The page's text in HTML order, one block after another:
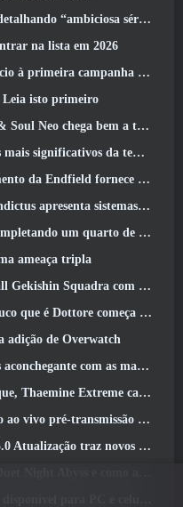
série de atualizações de conteúdo”
na lista em 2026
campanha de 2026
Leia isto primeiro
a tempo para o primeiro aniversário
da temporada 6
sobre o sistema de monetização do jogo
para facilitar a progressão dos jogadores
um quarto de século
ameaça tripla
com a chegada da temporada 3
começa hoje em Genshin Impact
adição de Overwatch
inverno: Atualização do Santuário Preso na Neve
cai na Arca Perdida amanhã
ao vivo esta semana
Uma colaboração de comandante e muito mais
Abyss e como adquiri-los
para PC e celular